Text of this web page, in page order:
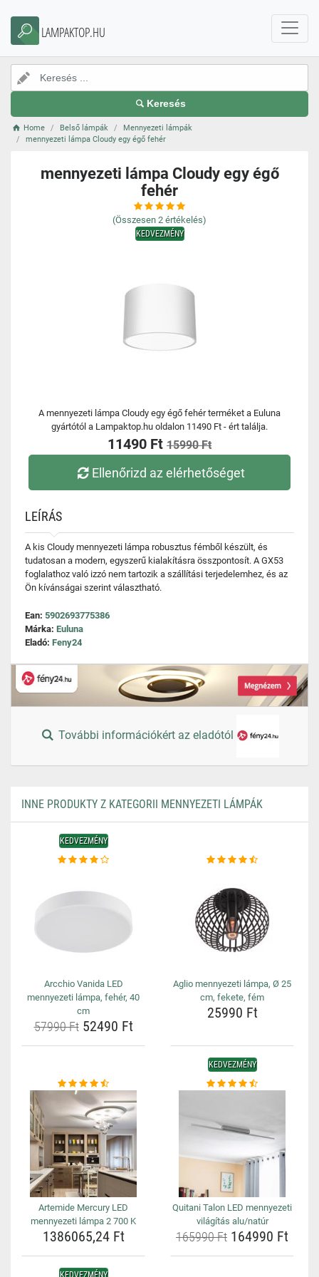
LAMPAKTOP.HU
Keresés
Home Belső lámpák
Mennyezeti lámpák
mennyezeti lámpa Cloudy egy égő fehér
mennyezeti lámpa Cloudy egy égő
fehér
(Összesen 2 értékelés)
KEDVEZMÉNY
A mennyezeti lámpa Cloudy egy égő fehér terméket a Euluna
gyártótól a Lampaktop.hu oldalon 11490 Ft - ért találja.
11490 Ft 15990 Ft
Ellenőrizd az elérhetőséget
LEÍRÁS
A kis Cloudy mennyezeti lámpa robusztus fémből készült, és
tudatosan a modern, egyszerű kialakításra összpontosít. A GX53
foglalathoz való izzó nem tartozik a szállítási terjedelemhez, és az
Ön kívánságai szerint választható.
Ean: 5902693775386
Márka: Euluna
Eladó: Feny24
További információkért az eladótól
INNE PRODUKTY Z KATEGORII MENNYEZETI LÁMPÁK
KEDVEZMÉNY
Arcchio Vanida LED
mennyezeti lámpa, fehér, 40
cm
57990 Ft52490 Ft
Aglio mennyezeti lámpa, Ø 25
cm, fekete, fém
25990 Ft
Artemide Mercury LED
mennyezeti lámpa 2 700 K
1386065,24 Ft
KEDVEZMÉNY
Quitani Talon LED mennyezeti
világítás alu/natúr
165990 Ft 164990 Ft
KEDVEZMÉNY